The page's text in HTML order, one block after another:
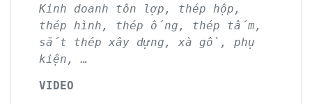
Kinh doanh tôn lợp, thép hộp,
thép hình, thép ống, thép tấm,
sắt thép xây dựng, xà gồ, phụ
kiện, …
VIDEO